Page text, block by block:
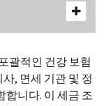
괄적인 건강 보험
, 면세 기관 및 정
합니다. 이 세금 조